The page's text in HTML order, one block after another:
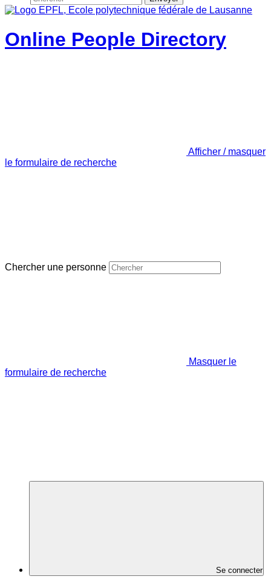
Online People Directory
Afficher / masquer
le formulaire de recherche
Chercher une personne
Masquer le
formulaire de recherche
Se connecter